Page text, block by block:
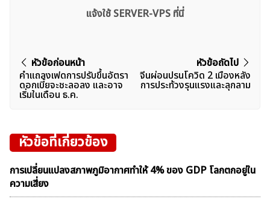
แจ้งใช้ SERVER-VPS ที่นี่
แนะแนว
เรื่อง
หัวข้อก่อนหน้า
คำแถลงเฟดการปรับขึ้นอัตรา
ดอกเบี้ยจะชะลอลง และอาจ
เริ่มในเดือน ธ.ค.
หัวข้อถัดไป
จีนผ่อนปรนโควิด 2 เมืองหลัง
การประท้วงรุนแรงและลุกลาม
หัวข้อที่เกี่ยวข้อง
การเปลี่ยนแปลงสภาพภูมิอากาศทำให้ 4% ของ GDP โลกตกอยู่ใน
ความเสี่ยง